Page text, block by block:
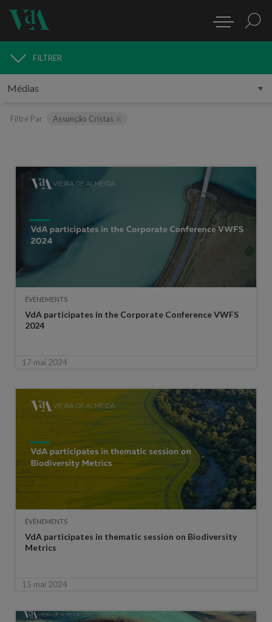
MÉDIAS
FILTRER
Filtré Par Assunção Cristas
ÉVÈNEMENTS
VdA participates in the Corporate Conference VWFS
2024
17 mai 2024
ÉVÈNEMENTS
VdA participates in thematic session on Biodiversity
Metrics
15 mai 2024